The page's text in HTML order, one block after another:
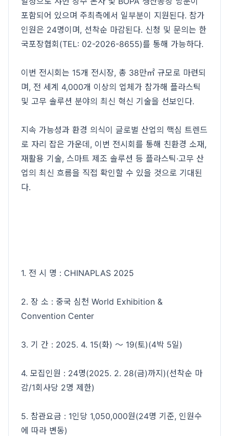
포함되어 있으며 주최측에서 일부분이 지원된다. 참가
인원은 24명이며, 선착순 마감된다. 신청 및 문의는 한
국포장협회(TEL: 02-2026-8655)를 통해 가능하다.
이번 전시회는 15개 전시장, 총 38만㎡ 규모로 마련되
며, 전 세계 4,000개 이상의 업체가 참가해 플라스틱
및 고무 솔루션 분야의 최신 혁신 기술을 선보인다.
지속 가능성과 환경 의식이 글로벌 산업의 핵심 트렌드
로 자리 잡은 가운데, 이번 전시회를 통해 친환경 소재,
재활용 기술, 스마트 제조 솔루션 등 플라스틱·고무 산
업의 최신 흐름을 직접 확인할 수 있을 것으로 기대된
다.
1. 전 시 명 : CHINAPLAS 2025
2. 장 소 : 중국 심천 World Exhibition &
Convention Center
3. 기 간 : 2025. 4. 15(화) ～ 19(토)(4박 5일)
4. 모집인원 : 24명(2025. 2. 28(금)까지)(선착순 마
감/1회사당 2명 제한)
5. 참관요금 : 1인당 1,050,000원(24명 기준, 인원수
에 따라 변동)